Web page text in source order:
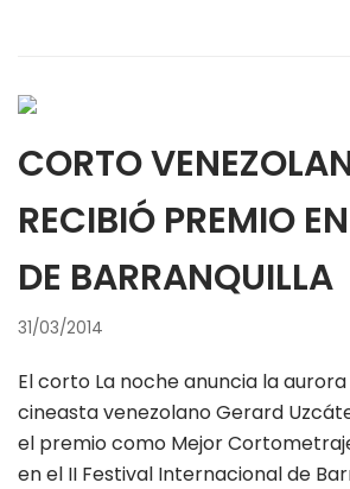
CORTO
RECIBIÓ PREMIO
DE BARRANQUILLA
31/03/2014
El corto La noche anuncia la aurora
cineasta venezolano Gerard
el premio como Mejor
en el II Festival Internacional de